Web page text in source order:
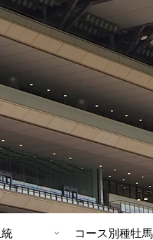
統 コース別種牡